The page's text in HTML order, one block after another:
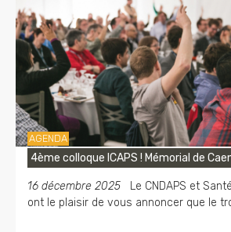
16 décembre 2025
AGENDA
4ème colloque ICAPS ! Mémorial de
Le CNDAPS et
ont le plaisir de vous annoncer que le